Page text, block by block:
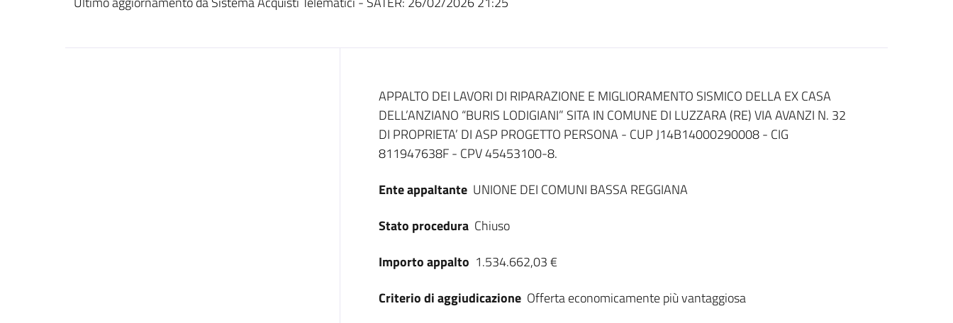
Dati del bando
APPALTO DEI LAVORI DI RIPARAZIONE E MIGLIORAMENTO SISMICO DELLA EX CASA
DELL’ANZIANO “BURIS LODIGIANI” SITA IN COMUNE DI LUZZARA (RE) VIA AVANZI N. 32
DI PROPRIETA’ DI ASP PROGETTO PERSONA - CUP J14B14000290008 - CIG
811947638F - CPV 45453100-8.
Ente appaltante UNIONE DEI COMUNI BASSA REGGIANA
Stato procedura Chiuso
Importo appalto 1.534.662,03 €
Criterio di aggiudicazione Offerta economicamente più vantaggiosa